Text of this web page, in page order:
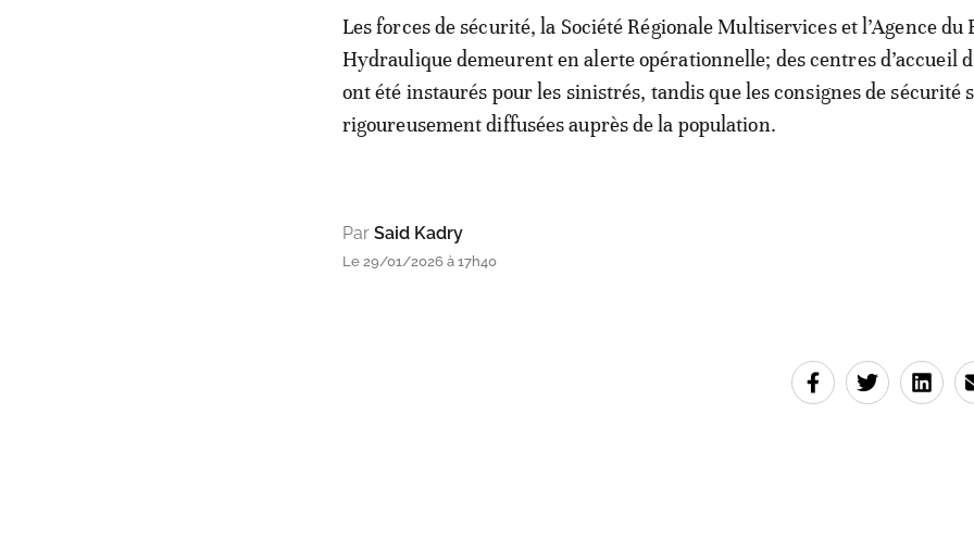
Les forces de sécurité, la Société Régionale Multiservices et l’Agence du
Hydraulique demeurent en alerte opérationnelle; des centres d’accueil
ont été instaurés pour les sinistrés, tandis que les consignes de sécurité
rigoureusement diffusées auprès de la population.
Par Said Kadry
Le 29/01/2026 à 17h40